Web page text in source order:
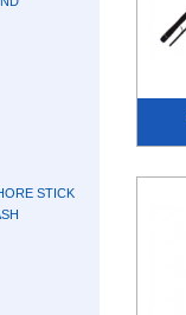
STICK